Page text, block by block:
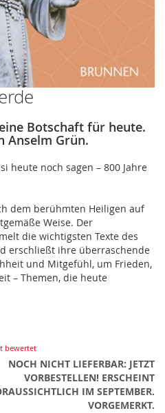
Botschaft für heute.
Anselm Grün.
heute noch sagen – 800 Jahre
dem berühmten Heiligen auf
Weise. Der
die wichtigsten Texte des
erschließt ihre überraschende
und Mitgefühl, um Frieden,
– Themen, die heute
bewertet
NOCH NICHT LIEFERBAR: JETZT
VORBESTELLEN! ERSCHEINT
IM SEPTEMBER.
VORGEMERKT.